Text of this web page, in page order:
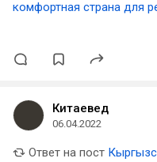
комфортная страна для
Китаевед
06.04.2022
Ответ на пост